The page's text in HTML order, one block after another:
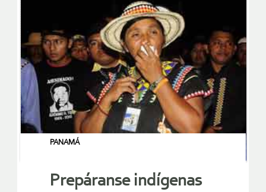
PANAMÁ
Prepáranse indígenas